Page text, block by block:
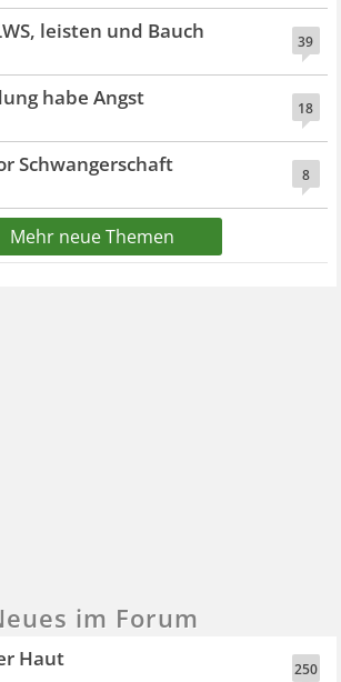
39
leisten und Bauch
18
habe Angst
8
Schwangerschaft
Mehr neue Themen
im Forum
250
Haut